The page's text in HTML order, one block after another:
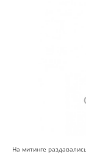
На митинге